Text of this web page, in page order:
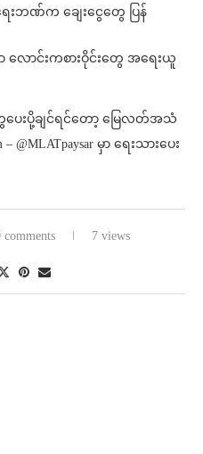
းဘဏ်က ချေးငွေတွေ ပြန်
လောင်းကစားဝိုင်းတွေ အရေးယူ
ပေးပို့ချင်ရင်တော့ မြေလတ်အသံ
– @MLATpaysar မှာ ရေးသားပေး
comments 7 views